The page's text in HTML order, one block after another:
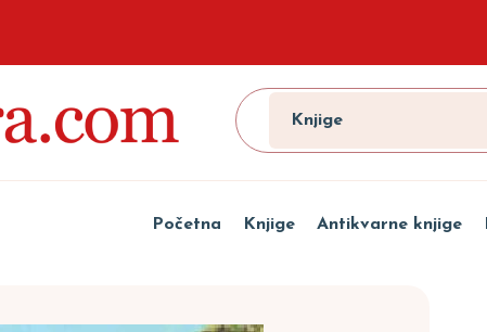
Knjige
Početna Knjige Antikvarne knjige